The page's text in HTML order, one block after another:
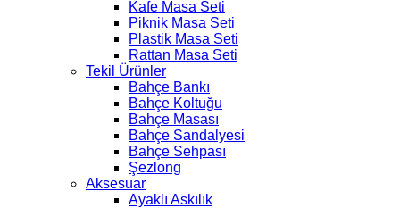
Kafe Masa Seti
Piknik Masa Seti
Plastik Masa Seti
Rattan Masa Seti
Tekil Ürünler
Bahçe Bankı
Bahçe Koltuğu
Bahçe Masası
Bahçe Sandalyesi
Bahçe Sehpası
Şezlong
Aksesuar
Ayaklı Askılık